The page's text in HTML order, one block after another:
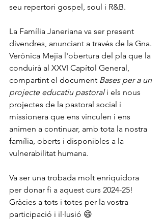
seu repertori gospel, soul i R&B.
La Família Janeriana va ser present
divendres, anunciant a través de la Gna.
Verónica Mejía l'obertura del pla que la
conduirà al XXVI Capítol General,
compartint el document Bases per a un
projecte educatiu pastoral i els nous
projectes de la pastoral social i
missionera que ens vinculen i ens
animen a continuar, amb tota la nostra
família, oberts i disponibles a la
vulnerabilitat humana.
Va ser una trobada molt enriquidora
per donar fi a aquest curs 2024-25!
Gràcies a tots i totes per la vostra
participació i il·lusió 😄